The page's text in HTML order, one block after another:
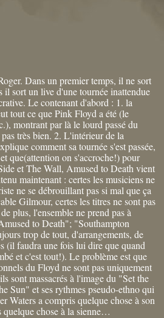
Dans un premier temps, il ne sort
il sort un live d'une tournée inattendue
Le contenant d'abord : 1. la
tout ce que Pink Floyd a été (le
montrant par là le lourd passé du
très bien. 2. L'intérieur de la
comment sa tournée s'est passée,
que(attention on s'accroche!) pour
et The Wall, Amused to Death vient
maintenant : certes les musiciens ne
ne se débrouillant pas si mal que ça
Gilmour, certes les titres ne sont pas
plus, l'ensemble ne prend pas à
to Death"; "Southampton
trop de tout, d'arrangements, de
(il faudra une fois lui dire que quand
et c'est tout!). Le problème est que
du Floyd ne sont pas uniquement
sont massacrés à l'image du "Set the
Sun" et ses rythmes pseudo-ethno qui
Waters a compris quelque chose à son
chose à la sienne…